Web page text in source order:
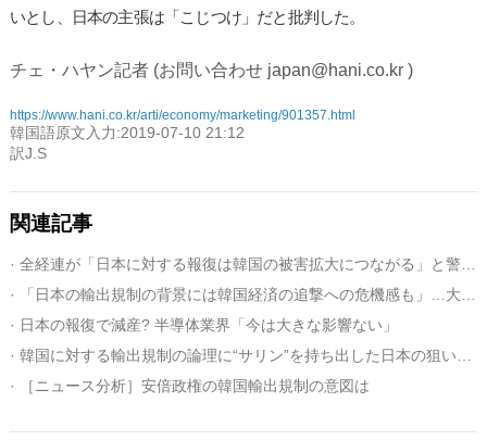
いとし、日本の主張は「こじつけ」だと批判した。
チェ・ハヤン記者 (お問い合わせ japan@hani.co.kr )
https://www.hani.co.kr/arti/economy/marketing/901357.html
韓国語原文入力:2019-07-10 21:12
訳J.S
関連記事
· 全経連が「日本に対する報復は韓国の被害拡大につながる」と警告した理由とは
· 「日本の輸出規制の背景には韓国経済の追撃への危機感も」…大統領府、長期戦に備える
· 日本の報復で減産? 半導体業界「今は大きな影響ない」
· 韓国に対する輸出規制の論理に“サリン”を持ち出した日本の狙いは？
· ［ニュース分析］安倍政権の韓国輸出規制の意図は